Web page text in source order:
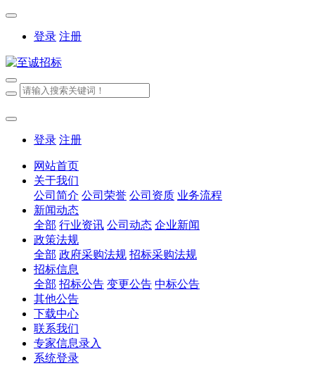
登录 注册
登录 注册
网站首页
关于我们
公司简介 公司荣誉 公司资质 业务流程
新闻动态
全部 行业资讯 公司动态 企业新闻
政策法规
全部 政府采购法规 招标采购法规
招标信息
全部 招标公告 变更公告 中标公告
其他公告
下载中心
联系我们
专家信息录入
系统登录